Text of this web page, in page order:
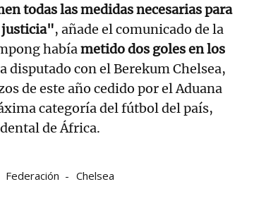
todas las medidas necesarias para
justicia", añade el comunicado de la
habíametido dos goles en los
disputado con el Berekum Chelsea,
de este año cedido por el Aduana
categoría del fútbol del país,
de África.
Federación Chelsea